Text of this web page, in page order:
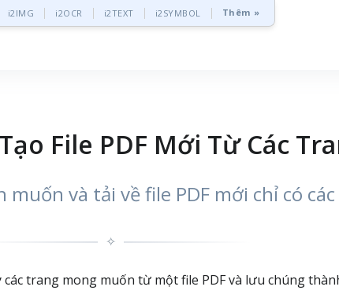
i2IMG i2OCR i2TEXT i2SYMBOL Thêm »
File PDF Mới Từ Các
và tải về file PDF mới chỉ có
✧
trang mong muốn từ một file PDF và lưu chúng